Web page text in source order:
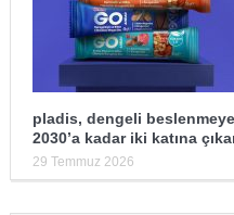
pladis, dengeli
2030’a kadar iki katına
29 Temmuz 2026